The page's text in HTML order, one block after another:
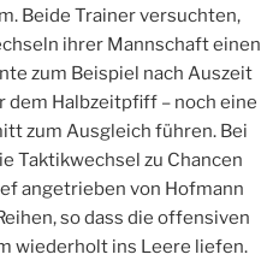
Beide Trainer versuchten,
ihrer Mannschaft einen
zum Beispiel nach Auszeit
dem Halbzeitpfiff – noch eine
zum Ausgleich führen. Bei
Taktikwechsel zu Chancen
angetrieben von Hofmann
so dass die offensiven
wiederholt ins Leere liefen.